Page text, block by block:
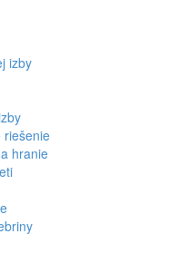
izby
riešenie
hranie